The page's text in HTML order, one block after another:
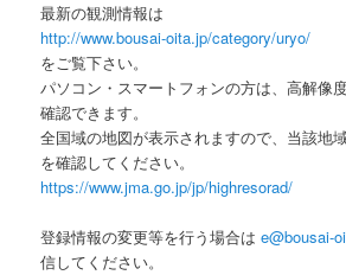
最新の観測情報は
http://www.bousai-oita.jp/category/uryo/
をご覧下さい。
パソコン・スマートフォンの方は、高解像
確認できます。
全国域の地図が表示されますので、当該地
を確認してください。
https://www.jma.go.jp/jp/highresorad/
登録情報の変更等を行う場合はe@bousai-
信してください。